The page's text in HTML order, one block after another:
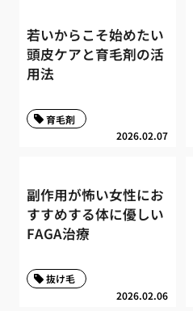
若いからこそ始めたい
頭皮ケアと育毛剤の活
用法
2026.02.07
育毛剤
副作用が怖い女性にお
すすめする体に優しい
FAGA治療
2026.02.06
抜け毛